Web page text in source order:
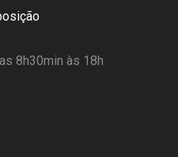
8h30min às 18h